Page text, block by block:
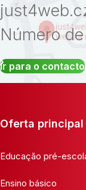
Número
Ir para o contacto
Oferta principal
Educação pré-
Ensino básico